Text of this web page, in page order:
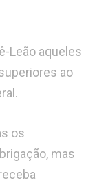
Leão aqueles
ao
os
mas